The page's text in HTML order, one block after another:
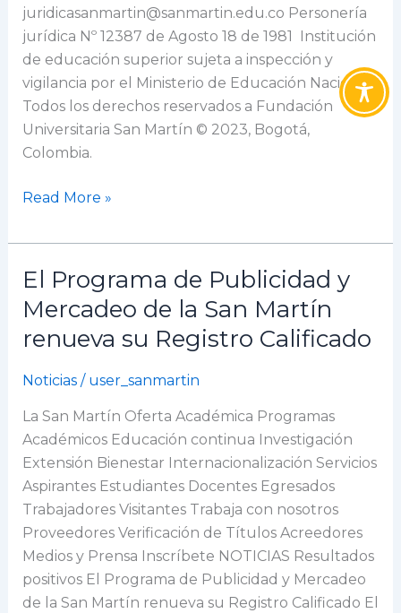
juridicasanmartin@sanmartin.edu.co Personería
jurídica Nº 12387 de Agosto 18 de 1981 Institución
de educación superior sujeta a inspección y
vigilancia por el Ministerio de Educación Nacional
Todos los derechos reservados a Fundación
Universitaria San Martín © 2023, Bogotá,
Colombia.
Read More »
El Programa de Publicidad y
Mercadeo de la San Martín
renueva su Registro Calificado
Noticias/ user_sanmartin
La San Martín Oferta Académica Programas
Académicos Educación continua Investigación
Extensión Bienestar Internacionalización Servicios
Aspirantes Estudiantes Docentes Egresados
Trabajadores Visitantes Trabaja con nosotros
Proveedores Verificación de Títulos Acreedores
Medios y Prensa Inscríbete NOTICIAS Resultados
positivos El Programa de Publicidad y Mercadeo
de la San Martín renueva su Registro Calificado El
El
Programa
de
Publicidad
Mercadeo
de
la
San
Martín
renueva
su
Registro
Calificado